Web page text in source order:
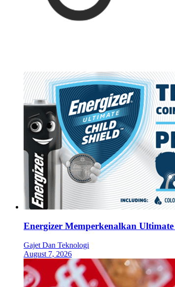
Energizer Memperkenalkan
Gajet Dan Teknologi
August 7, 2026